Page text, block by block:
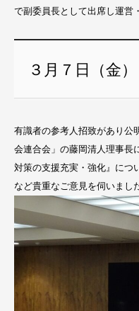
で副委員長として出席し運営
３月７日（金）
有識者の参考人招致があり公
会連合会」の藤岡清人理事長
対策の支援充実・強化』につ
など貴重なご意見を伺いまし